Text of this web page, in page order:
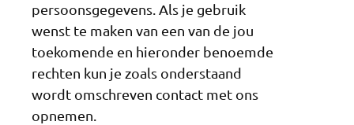
persoonsgegevens. Als je gebruik
wenst te maken van een van de jou
toekomende en hieronder benoemde
rechten kun je zoals onderstaand
wordt omschreven contact met ons
opnemen.